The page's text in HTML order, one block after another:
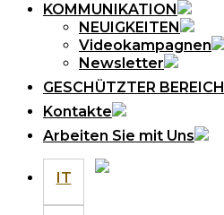
KOMMUNIKATION
NEUIGKEITEN
Videokampagnen
Newsletter
GESCHÜTZTER BEREICH
Kontakte
Arbeiten Sie mit Uns
IT